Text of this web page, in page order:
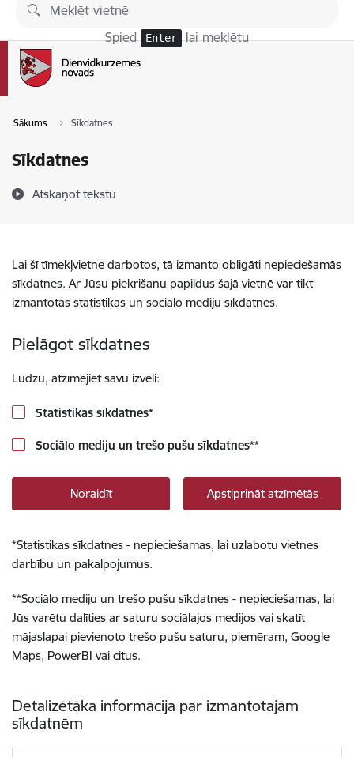
Pāriet uz lapas saturu
Spied Enter lai meklētu
Sākums Sīkdatnes
Sīkdatnes
Atskaņot tekstu
Lai šī tīmekļvietne darbotos, tā izmanto obligāti nepieciešamās
sīkdatnes. Ar Jūsu piekrišanu papildus šajā vietnē var tikt
izmantotas statistikas un sociālo mediju sīkdatnes.
Pielāgot sīkdatnes
Lūdzu, atzīmējiet savu izvēli:
Statistikas sīkdatnes*
Sociālo mediju un trešo pušu sīkdatnes**
Noraidīt Apstiprināt atzīmētās
*Statistikas sīkdatnes - nepieciešamas, lai uzlabotu vietnes
darbību un pakalpojumus.
**Sociālo mediju un trešo pušu sīkdatnes - nepieciešamas, lai
Jūs varētu dalīties ar saturu sociālajos medijos vai skatīt
mājaslapai pievienoto trešo pušu saturu, piemēram, Google
Maps, PowerBI vai citus.
Detalizētāka informācija par izmantotajām
sīkdatnēm